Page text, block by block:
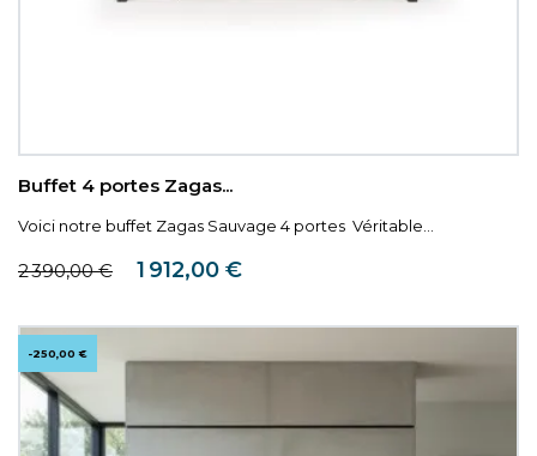
Buffet 4 portes Zagas...
Voici notre buffet Zagas Sauvage 4 portes Véritable...
Prix de base
2 390,00 € Prix
1 912,00 €
-250,00 €